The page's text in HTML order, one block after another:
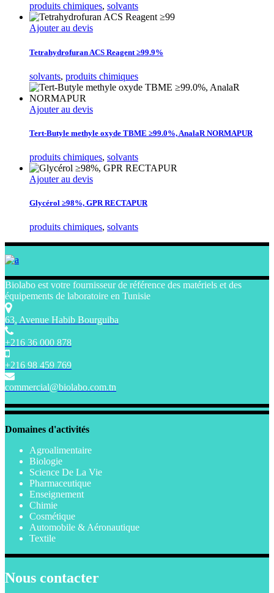
produits chimiques, solvants
Ajouter au devis
Tetrahydrofuran ACS Reagent ≥99.9%
solvants, produits chimiques
Ajouter au devis
Tert-Butyle methyle oxyde TBME ≥99.0%, AnalaR NORMAPUR
produits chimiques, solvants
Ajouter au devis
Glycérol ≥98%, GPR RECTAPUR
produits chimiques, solvants
Biolabo est votre fournisseur de référence des matériels et des
équipements de laboratoire en Tunisie
63, Avenue Habib Bourguiba
+216 36 000 878
+216 98 459 769
commercial@biolabo.com.tn
Domaines d'activités
Agroalimentaire
Biologie
Science De La Vie
Pharmaceutique
Enseignement
Chimie
Cosmétique
Automobile & Aéronautique
Textile
Nous contacter